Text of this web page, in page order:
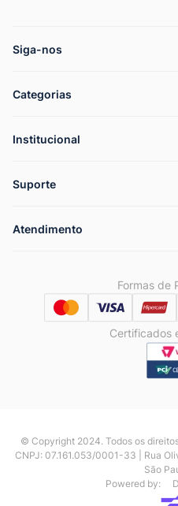
Siga-nos
Categorias
Institucional
Suporte
Atendimento
Formas de
Certificados
© Copyright 2024. Todos os
CNPJ: 07.161.053/0001-33 | Rua
São
Powered by: